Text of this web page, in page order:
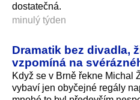
dostatečná.
minulý týden
Dramatik bez divadla,
vzpomíná na
Když se v Brně řekne Michal
vybaví jen obyčejné regály